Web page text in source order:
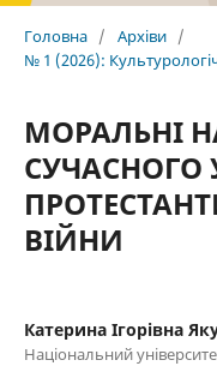
Головна / Архіви /
№ 1 (2026):
МОРАЛЬНІ
СУЧАСНОГО
ВІЙНИ
Катерина Ігорівна
Національний